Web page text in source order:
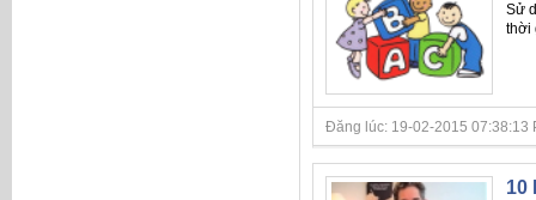
Sử
thời
Đăng lúc: 19-02-2015 07:38:13
10